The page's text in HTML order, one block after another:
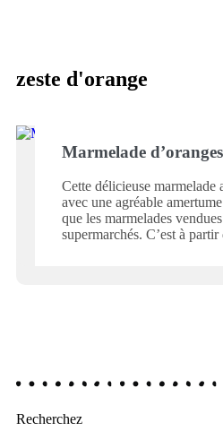
zeste d'orange
Marmelade
Cette délicieuse marmelade
avec une agréable
que les marmelades
supermarchés. C’est à partir
Recherchez